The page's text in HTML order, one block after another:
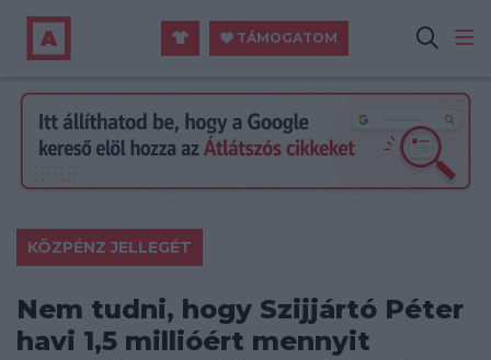
TÁMOGATOM
KÖZPÉNZ JELLEGÉT
Nem tudni, hogy Szijjártó Péter
havi 1,5 millióért mennyit